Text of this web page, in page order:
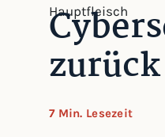
zurück
7 Min. Lesezeit